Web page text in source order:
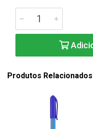
Produtos Relacionados